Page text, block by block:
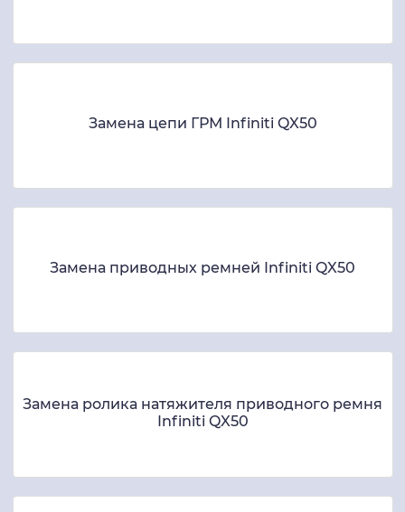
Замена цепи ГРМ Infiniti QX50
Замена приводных ремней Infiniti QX50
Замена ролика натяжителя приводного ремня
Infiniti QX50